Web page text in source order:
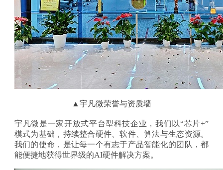
▲宇凡微荣誉与资质墙
宇凡微是一家开放式平台型科技企业，我们以“芯片+”
模式为基础，持续整合硬件、软件、算法与生态资源。
我们的使命，是让每一个有志于产品智能化的团队，都
能便捷地获得世界级的AI硬件解决方案。